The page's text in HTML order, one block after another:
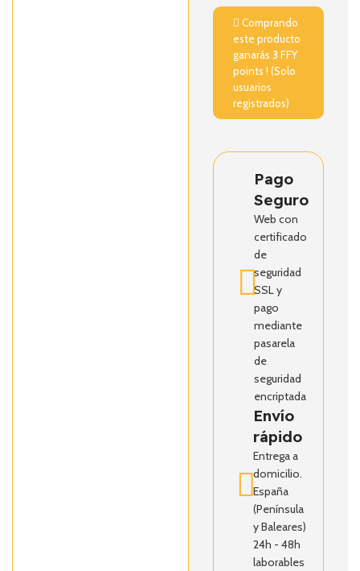
Comprando
este producto
ganarás3 FFY
points ! (Solo
usuarios
registrados)
Pago
Seguro
Web con
certificado
de
seguridad
SSL y
pago
mediante
pasarela
de
seguridad
encriptada
Envío
rápido
Entrega a
domicilio.
España
(Península
y Baleares)
24h - 48h
laborables